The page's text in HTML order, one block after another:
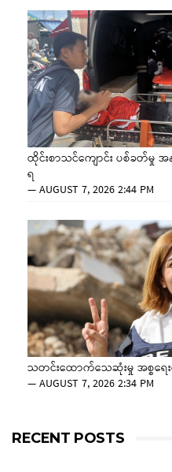
ထိုင်းစာသင်ကျောင်း ပစ်ခတ်မှု အ
ရ
—AUGUST 7, 2026 2:44 PM
သတင်းထောက်သေဆုံးမှု အစ္စရေ
—AUGUST 7, 2026 2:34 PM
RECENT POSTS